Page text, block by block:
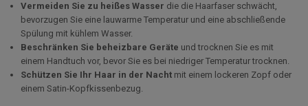
Vermeiden Sie zu heißes Wasser die die Haarfaser schwächt,
bevorzugen Sie eine lauwarme Temperatur und eine abschließende
Spülung mit kühlem Wasser.
Beschränken Sie beheizbare Geräte und trocknen Sie es mit
einem Handtuch vor, bevor Sie es bei niedriger Temperatur trocknen.
Schützen Sie Ihr Haar in der Nacht mit einem lockeren Zopf oder
einem Satin-Kopfkissenbezug.